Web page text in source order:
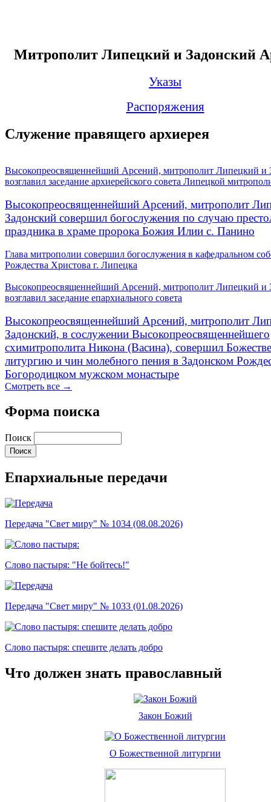
Митрополит Липецкий и Задонский
Указы
Распоряжения
Служение правящего архиерея
Высокопреосвященнейший Арсений, митрополит Липецкий и
возглавил заседание архиерейского совета Липецкой
Высокопреосвященнейший Арсений, митрополит
Задонский совершил богослужения по случаю
праздника в храме пророка Божия Илии с. Панино
Глава митрополии совершил богослужения в кафедральном
Рождества Христова г. Липецка
Высокопреосвященнейший Арсений, митрополит Липецкий и
возглавил заседание епархиального совета
Высокопреосвященнейший Арсений, митрополит
Задонский, в сослужении Высокопреосвященнейшего
схимитрополита Никона (Васина), совершил
литургию и чин молебного пения в Задонском
Богородицком мужском монастыре
Смотреть все →
Форма поиска
Поиск
Епархиальные передачи
Передача "Свет миру" № 1034 (08.08.2026)
Слово пастыря: "Не бойтесь!"
Передача "Свет миру" № 1033 (01.08.2026)
Слово пастыря: спешите делать добро
Что должен знать православный
Закон Божий
О Божественной литургии